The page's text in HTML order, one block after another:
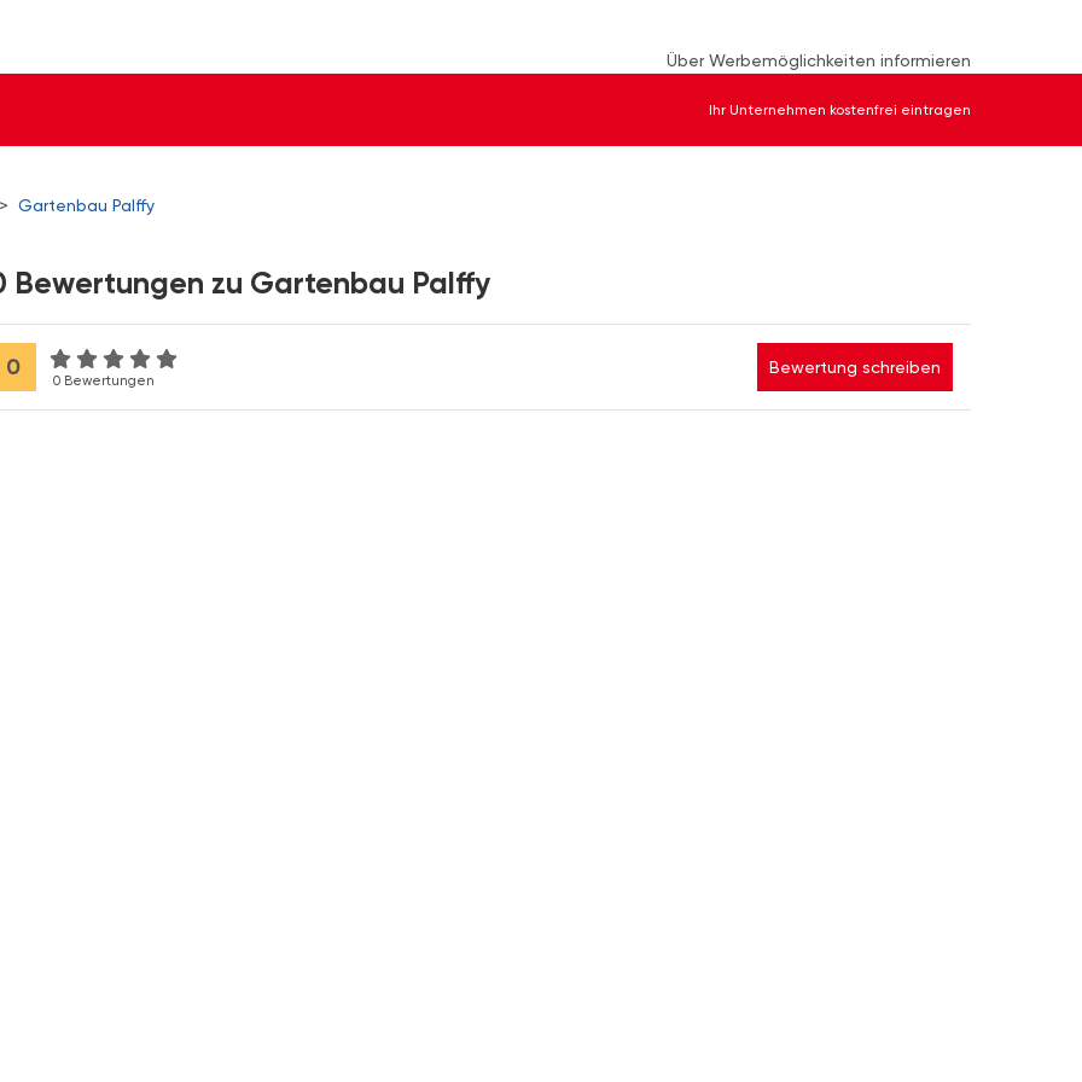
Über Werbemöglichkeiten informieren
Ihr Unternehmen kostenfrei eintragen
> Gartenbau Palffy
Bewertungen zu Gartenbau Palffy
0
0 Bewertungen
Bewertung schreiben